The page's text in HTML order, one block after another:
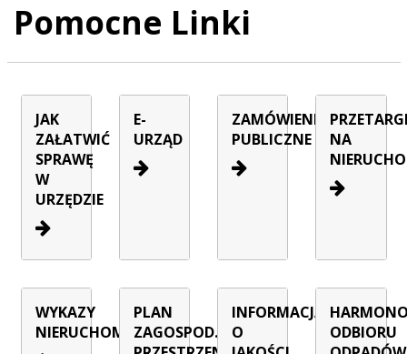
Pomocne Linki
JAK
ZAŁATWIĆ
SPRAWĘ
W
URZĘDZIE
E-
URZĄD
ZAMÓWIENIA
PUBLICZNE
NA
WYKAZY
NIERUCHOMOŚCI
PLAN
ZAGOSPOD.
INFORMACJA
O
ODBIORU